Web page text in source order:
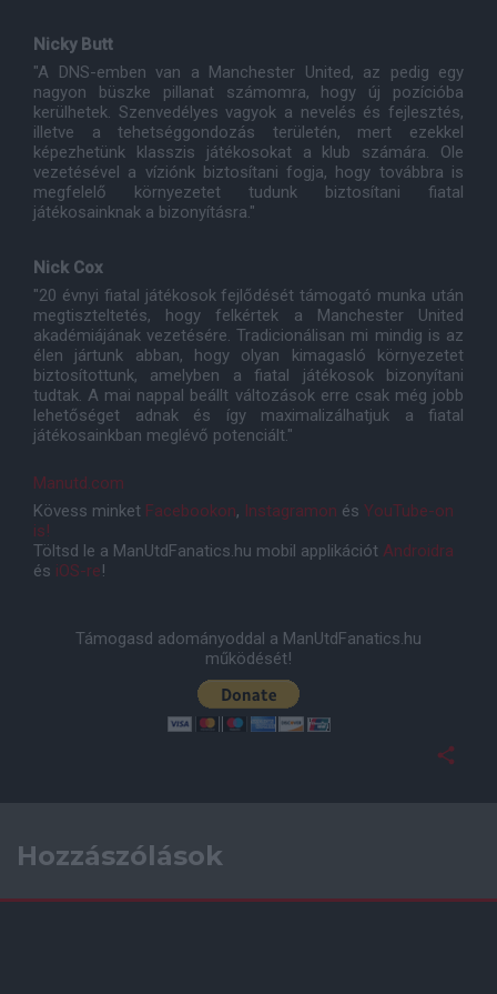
Nicky Butt
"A DNS-emben van a Manchester United, az pedig egy
nagyon büszke pillanat számomra, hogy új pozícióba
kerülhetek. Szenvedélyes vagyok a nevelés és fejlesztés,
illetve a tehetséggondozás területén, mert ezekkel
képezhetünk klasszis játékosokat a klub számára. Ole
vezetésével a víziónk biztosítani fogja, hogy továbbra is
megfelelő környezetet tudunk biztosítani fiatal
játékosainknak a bizonyításra."
Nick Cox
"20 évnyi fiatal játékosok fejlődését támogató munka után
megtiszteltetés, hogy felkértek a Manchester United
akadémiájának vezetésére. Tradicionálisan mi mindig is az
élen jártunk abban, hogy olyan kimagasló környezetet
biztosítottunk, amelyben a fiatal játékosok bizonyítani
tudtak. A mai nappal beállt változások erre csak még jobb
lehetőséget adnak és így maximalizálhatjuk a fiatal
játékosainkban meglévő potenciált."
Manutd.com
Kövess minket Facebookon, Instagramon és YouTube-on
is!
Töltsd le a ManUtdFanatics.hu mobil applikációt Androidra
és iOS-re!
Támogasd adományoddal a ManUtdFanatics.hu
működését!
Hozzászólások